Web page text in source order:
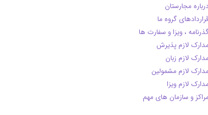
درباره مجارستان
قراردادهای گروه ما
، ویزا و سفارت ها
لازم پذیرش
لازم زبان
لازم مشمولین
لازم ویزا
و سازمان های مهم